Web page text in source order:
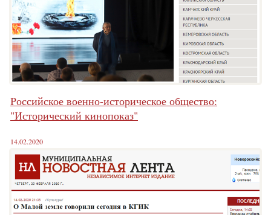
Российское военно-историческое общество:
"Исторический кинопоказ"
14.02.2020